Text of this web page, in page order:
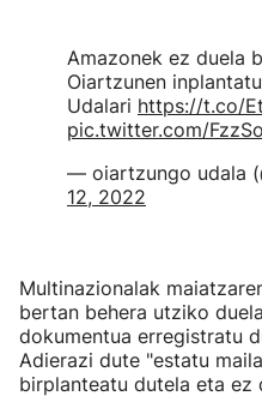
Amazonek ez duela
Oiartzunen
Udalari https://t.co/
pic.twitter.com/
— oiartzungo udala
12, 2022
Multinazionalak
bertan behera utziko
dokumentua erregistratu
Adierazi dute "estatu
birplanteatu dutela eta ez